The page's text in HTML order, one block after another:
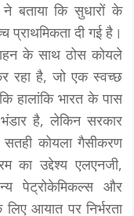
बताया कि सुधारों के
प्राथमिकता दी गई है।
के साथ ठोस कोयले
रहा है, जो एक स्वच्छ
हालांकि भारत के पास
है, लेकिन सरकार
कोयला गैसीकरण
का उद्देश्य एलएनजी,
पेट्रोकेमिकल्स और
आयात पर निर्भरता